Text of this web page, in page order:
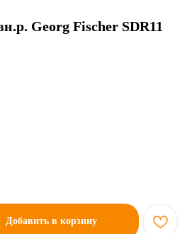
Georg Fischer SDR11
Добавить в корзину